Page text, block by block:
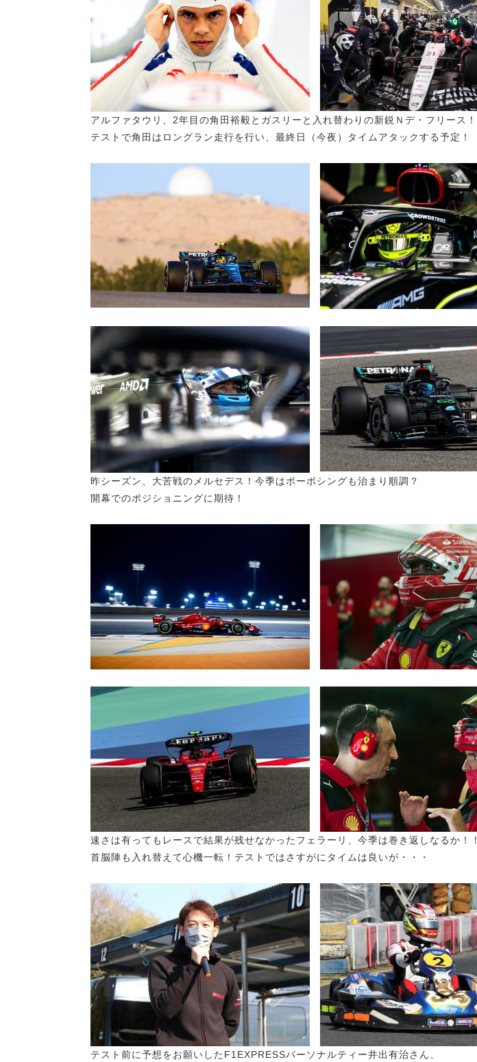
アルファタウリ、2年目の角田裕毅とガスリーと入れ替わりの新鋭Ｎデ・フリース！
テストで角田はロングラン走行を行い、最終日（今夜）タイムアタックする予定！
昨シーズン、大苦戦のメルセデス！今季はポーポシングも治まり順調？
開幕でのポジショニングに期待！
速さは有ってもレースで結果が残せなかったフェラーリ、今季は巻き返しなるか！！
首脳陣も入れ替えて心機一転！テストではさすがにタイムは良いが・・・
テスト前に予想をお願いしたF1EXPRESSパーソナルティー井出有治さん、